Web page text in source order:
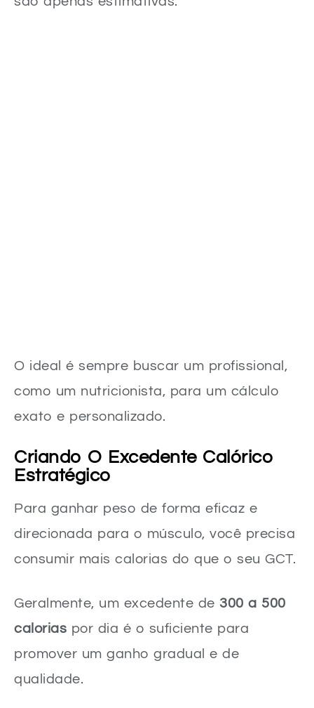
O ideal é sempre buscar um profissional,
como um nutricionista, para um cálculo
exato e personalizado.
Criando O Excedente Calórico
Estratégico
Para ganhar peso de forma eficaz e
direcionada para o músculo, você precisa
consumir mais calorias do que o seu GCT.
Geralmente, um excedente de 300 a 500
calorias por dia é o suficiente para
promover um ganho gradual e de
qualidade.